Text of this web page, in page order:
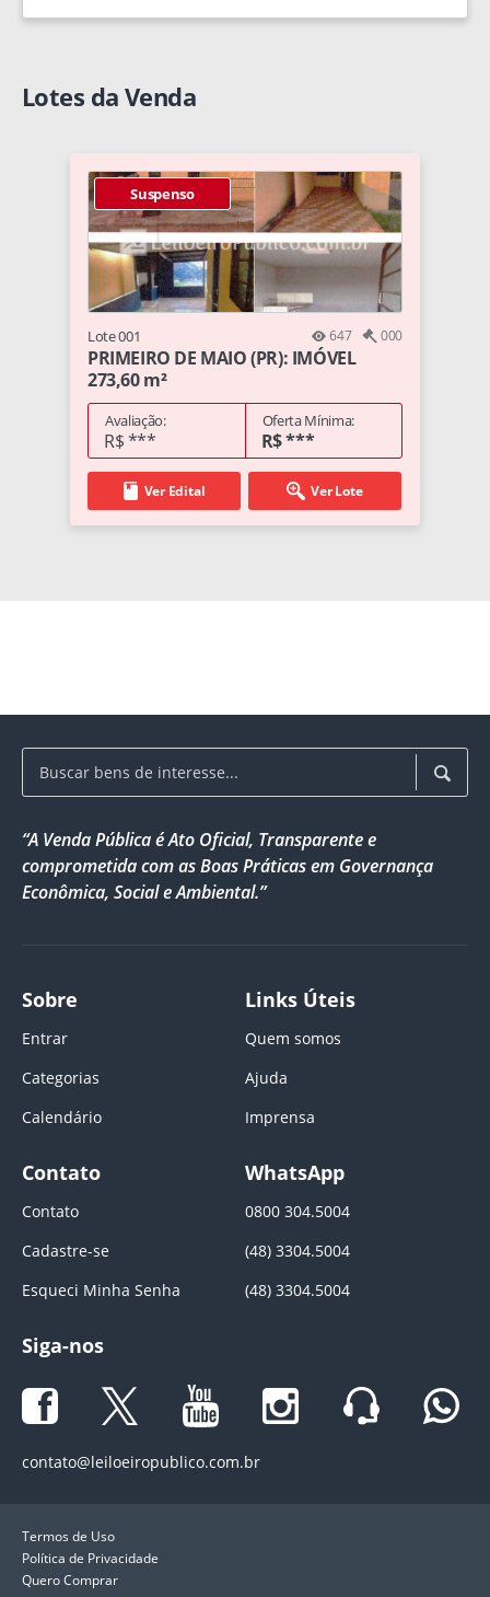
Lotes da Venda
Suspenso
Lote 001 647 000
PRIMEIRO DE MAIO (PR): IMÓVEL
273,60 m²
Avaliação:
R$ ***
Oferta Mínima:
R$ ***
Ver Edital Ver Lote
“A Venda Pública é Ato Oficial, Transparente e
comprometida com as Boas Práticas em Governança
Econômica, Social e Ambiental.”
Sobre
Entrar
Categorias
Calendário
Links Úteis
Quem somos
Ajuda
Imprensa
Contato
Contato
Cadastre-se
Esqueci Minha Senha
WhatsApp
0800 304.5004
(48) 3304.5004
(48) 3304.5004
Siga-nos
contato@leiloeiropublico.com.br
Termos de Uso
Política de Privacidade
Quero Comprar